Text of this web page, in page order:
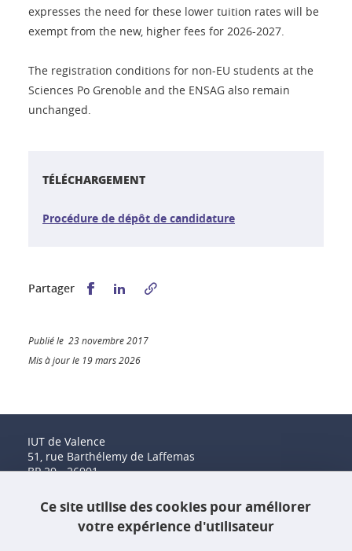
expresses the need for these lower tuition rates will be
exempt from the new, higher fees for 2026-2027.
The registration conditions for non-EU students at the
Sciences Po Grenoble and the ENSAG also remain
unchanged.
TÉLÉCHARGEMENT
Procédure de dépôt de candidature
Partager Partager sur Facebook
Partager sur LinkedIn
Publié le 23 novembre 2017
Mis à jour le 19 mars 2026
IUT de Valence
51, rue Barthélemy de Laffemas
BP 29 - 26901
Tél. : 04 75 41 88 00
Fax : 04 75 41 88 44
Ce site utilise des cookies pour améliorer
votre expérience d'utilisateur